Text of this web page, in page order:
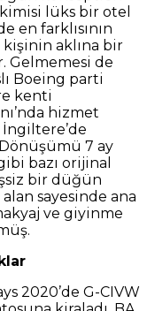
lüks bir otel
en farklısının
aklına bir
Gelmemesi de
Boeing parti
kenti
hizmet
7 ay
bazı orijinal
bir düğün
sayesinde ana
ve giyinme
2020’de G-CIVW